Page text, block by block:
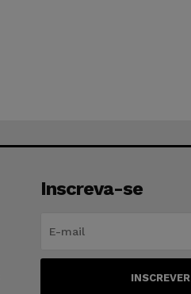
Inscreva-se
INSCREVER